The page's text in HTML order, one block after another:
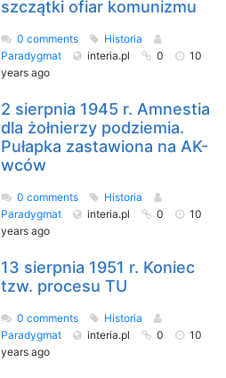
szczątki ofiar komunizmu
0 comments
Historia
Paradygmat
interia.pl 0
10
years ago
2 sierpnia 1945 r. Amnestia
dla żołnierzy podziemia.
Pułapka zastawiona na AK-
wców
0 comments
Historia
Paradygmat
interia.pl 0
10
years ago
13 sierpnia 1951 r. Koniec
tzw. procesu TU
0 comments
Historia
Paradygmat
interia.pl 0
10
years ago